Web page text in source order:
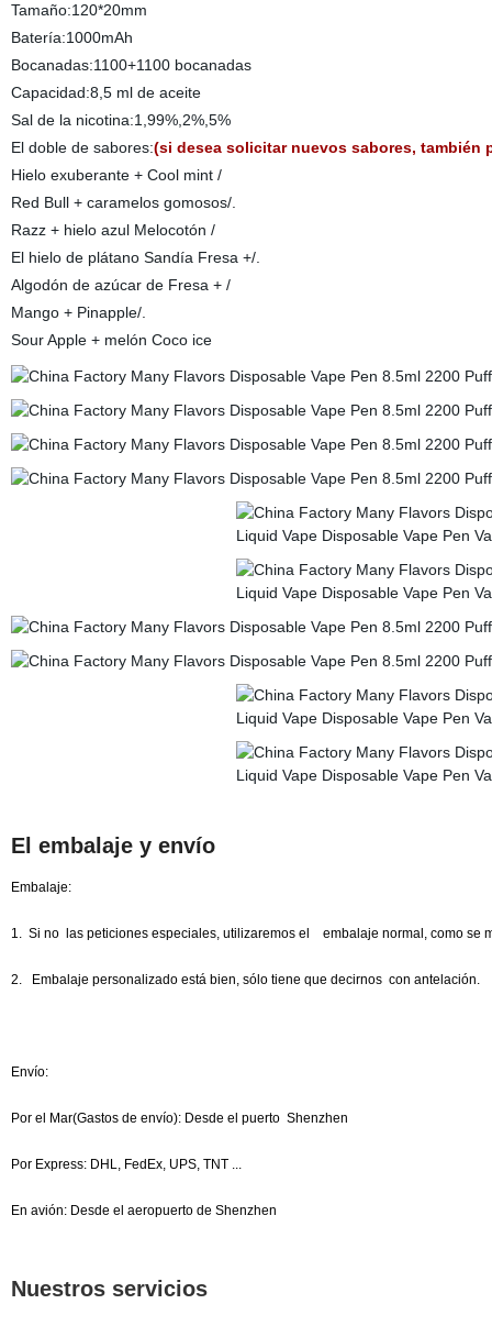
Tamaño:120*20mm
Batería:1000mAh
Bocanadas:1100+1100 bocanadas
Capacidad:8,5 ml de aceite
Sal de la nicotina:1,99%,2%,5%
El doble de sabores:(si desea solicitar nuevos sabores, también
Hielo exuberante + Cool mint /
Red Bull + caramelos gomosos/.
Razz + hielo azul Melocotón /
El hielo de plátano Sandía Fresa +/.
Algodón de azúcar de Fresa + /
Mango + Pinapple/.
Sour Apple + melón Coco ice
El embalaje y envío
Embalaje:
1. Si no las peticiones especiales, utilizaremos el embalaje normal, como se
2. Embalaje personalizado está bien, sólo tiene que decirnos con antelación.
Envío:
Por el Mar(Gastos de envío): Desde el puerto Shenzhen
Por Express: DHL, FedEx, UPS, TNT ...
En avión: Desde el aeropuerto de Shenzhen
Nuestros servicios